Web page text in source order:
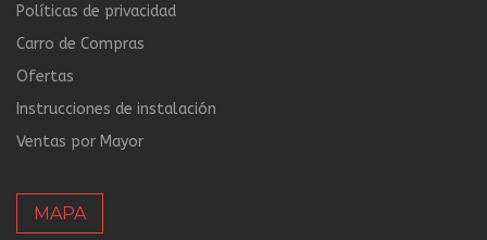
Políticas de privacidad
Carro de Compras
Ofertas
Instrucciones de instalación
Ventas por Mayor
MAPA